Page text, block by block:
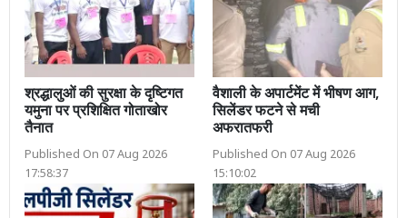
श्रद्धालुओं की सुरक्षा के दृष्टिगत
यमुना पर प्रशिक्षित गोताखोर
तैनात
Published On 07 Aug 2026
17:58:37
वैशाली के अपार्टमेंट में भीषण आग,
सिलेंडर फटने से मची
अफरातफरी
Published On 07 Aug 2026
15:10:02